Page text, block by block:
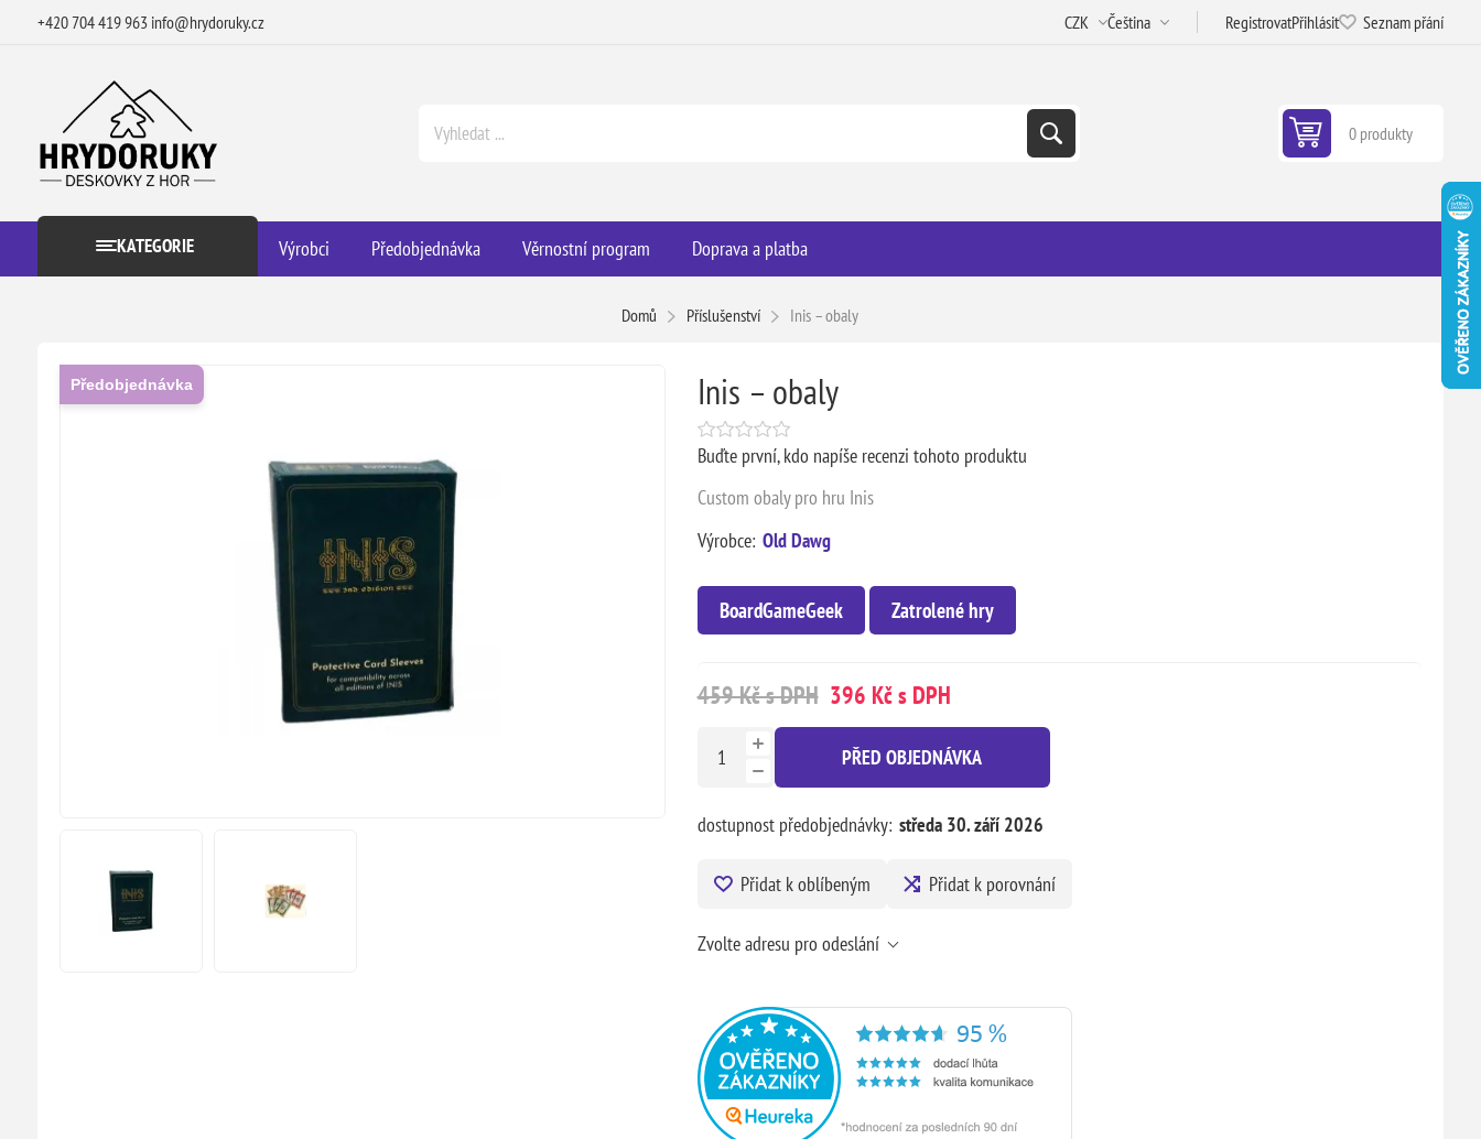
+420 704 419 963 info@hrydoruky.cz RegistrovatPřihlásit Seznam přání
0 produkty
KATEGORIE Výrobci Předobjednávka Věrnostní program Doprava a platba
Domů Příslušenství Inis – obaly
Předobjednávka Inis – obaly
Buďte první, kdo napíše recenzi tohoto produktu
Custom obaly pro hru Inis
Výrobce: Old Dawg
BoardGameGeek Zatrolené hry
459 Kč s DPH 396 Kč s DPH
PŘED OBJEDNÁVKA
dostupnost předobjednávky: středa 30. září 2026
Přidat k oblíbeným Přidat k porovnání
Zvolte adresu pro odeslání